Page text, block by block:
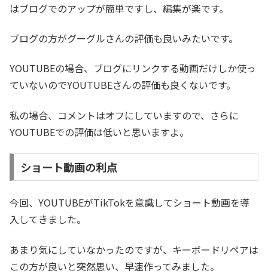
はブログでのアップが簡単ですし、編集が楽です。
ブログの方がグーグルさんの評価も良いみたいです。
YOUTUBEの場合、ブログにリンクする動画だけしか使っ
ていないのでYOUTUBEさんの評価も良くないです。
私の場合、コメントはオフにしていますので、さらに
YOUTUBEでの評価は低いと思いますよ。
ショート動画の利点
今回、YOUTUBEがTikTokを意識してショート動画を導
入してきました。
あまり気にしていなかったのですが、キーボードリペアは
この方が良いと突然思い、早速作ってみました。